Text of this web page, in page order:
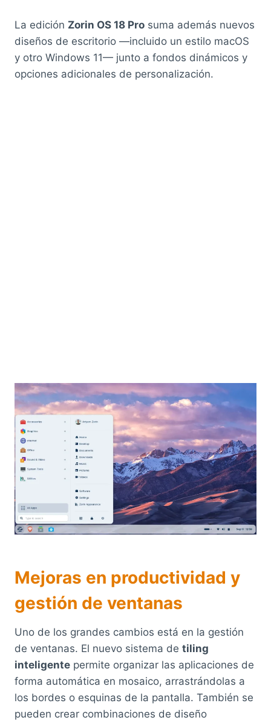
La edición Zorin OS 18 Pro suma además nuevos
diseños de escritorio —incluido un estilo macOS
y otro Windows 11— junto a fondos dinámicos y
opciones adicionales de personalización.
Mejoras en productividad y
gestión de ventanas
Uno de los grandes cambios está en la gestión
de ventanas. El nuevo sistema de tiling
inteligente permite organizar las aplicaciones de
forma automática en mosaico, arrastrándolas a
los bordes o esquinas de la pantalla. También se
pueden crear combinaciones de diseño